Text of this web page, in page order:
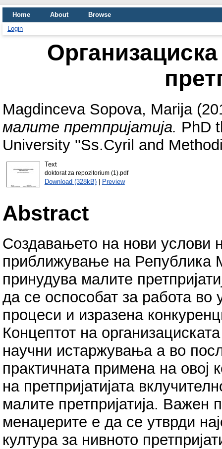
Home About
Browse
Login
Magdinceva Sopova, Marija
малите претпријатија. PhD
University ''Ss.Cyril and
Text
doktorat za repozitorium (1).pdf
Download (328kB)| Preview
Abstract
Создавањето на нови услови
приближување на Република
принудува малите
да се оспособат за работа во
процеси и изразена
Концептот на
научни истаржувања а во
практичната примена на овој
на претпријатијата
малите претпријатија. Важен
менаџерите е да се утврди
култура за нивното